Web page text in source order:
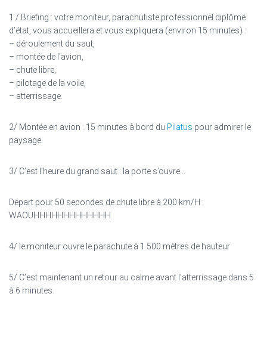
1 / Briefing : votre moniteur, parachutiste professionnel diplômé
d’état, vous accueillera et vous expliquera (environ 15 minutes) :
– déroulement du saut,
– montée de l’avion,
– chute libre,
– pilotage de la voile,
– atterrissage.
2/ Montée en avion : 15 minutes à bord du Pilatus pour admirer le
paysage.
3/ C’est l’heure du grand saut : la porte s’ouvre…
Départ pour 50 secondes de chute libre à 200 km/H :
WAOUHHHHHHHHHHHHH
4/ le moniteur ouvre le parachute à 1 500 mètres de hauteur
5/ C’est maintenant un retour au calme avant l’atterrissage dans 5
à 6 minutes.